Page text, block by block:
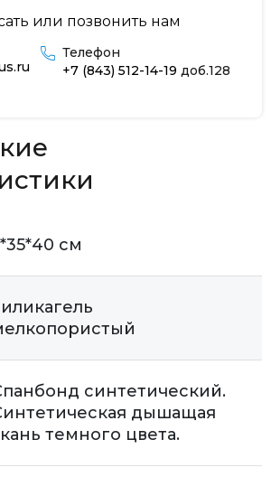
или позвонить нам
Телефон
+7 (843) 512-14-19 доб.128
см
синтетический.
дышащая
темного цвета.